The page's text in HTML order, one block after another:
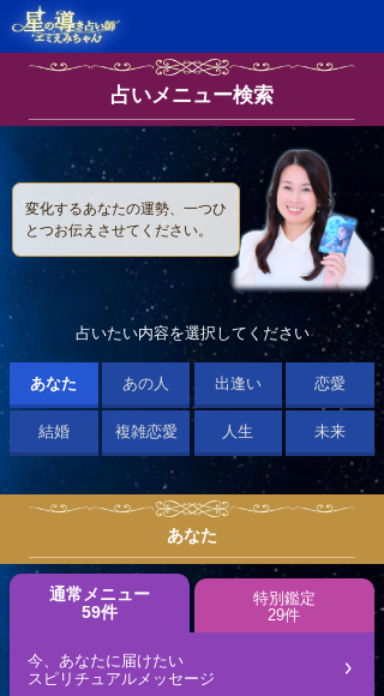
占いメニュー検索
変化するあなたの運勢、一つひ
とつお伝えさせてください。
占いたい内容を選択してください
あなた あの人 出逢い 恋愛
結婚 複雑恋愛 人生 未来
あなた
通常メニュー
59件
特別鑑定
29件
今、あなたに届けたい
スピリチュアルメッセージ